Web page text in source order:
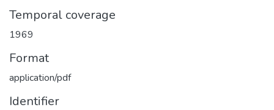
Temporal coverage
1969
Format
application/pdf
Identifier